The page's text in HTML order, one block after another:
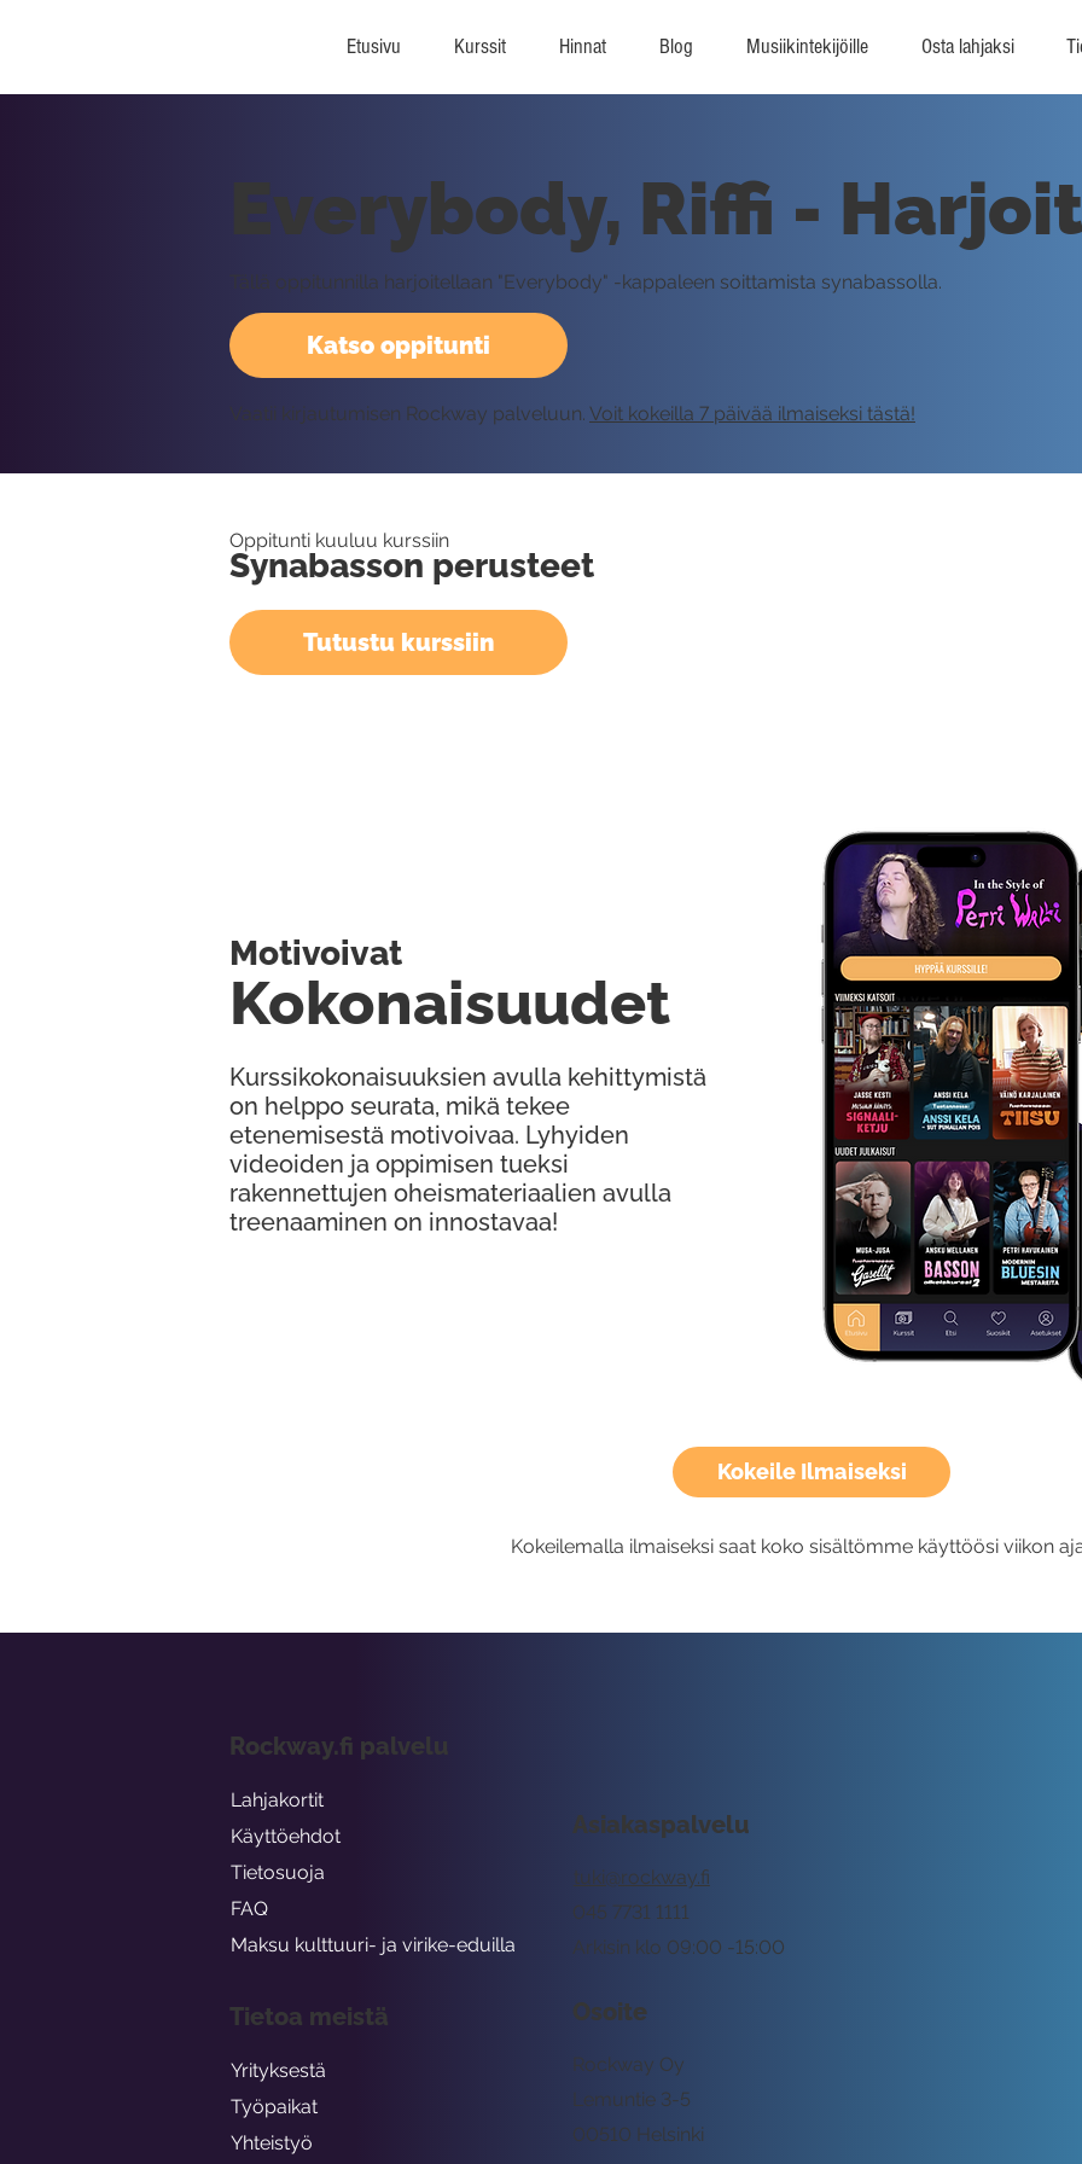
Etusivu Kurssit Hinnat Blog Musiikintekijöille Osta lahjaksi
Kokeile Ilmaiseksi
Kokeilemalla ilmaiseksi saat koko sisältömme käyttöösi viikon
Katso oppitunti
Everybody, Riffi -
Tällä oppitunnilla harjoitellaan "Everybody" -kappaleen soittamista synabassolla.
Vaatii kirjautumisen Rockway palveluun. Voit kokeilla 7 päivää ilmaiseksi tästä!
Oppitunti kuuluu kurssiin
Synabasson perusteet
Tutustu kurssiin
Kurssikokonaisuuksien avulla kehittymistä
on helppo seurata, mikä tekee
etenemisestä motivoivaa. Lyhyiden
videoiden ja oppimisen tueksi
rakennettujen oheismateriaalien avulla
treenaaminen on innostavaa!
Kokonaisuudet
Motivoivat
Asiakaspalvelu
tuki@rockway.fi
Arkisin klo 09:00 -15:00
045 7731 1111
Osoite
Rockway Oy
Lemuntie 3-5
00510 Helsinki
Rockway.fi palvelu
Lahjakortit
Käyttöehdot
Tietosuoja
FAQ
Maksu kulttuuri- ja virike-eduilla
Tietoa meistä
Yrityksestä
Työpaikat
Yhteistyö